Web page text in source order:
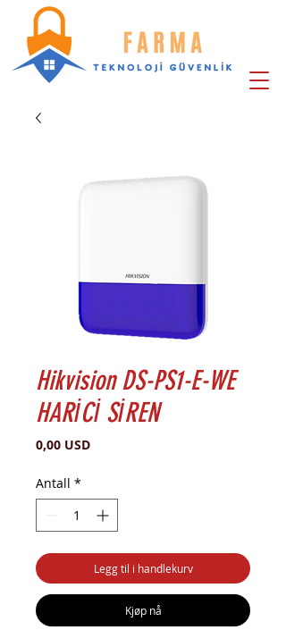
Hikvision DS-PS1-E-WE
HARİCİ SİREN
0,00 USDPris
Antall *
Legg til i handlekurv
Kjøp nå